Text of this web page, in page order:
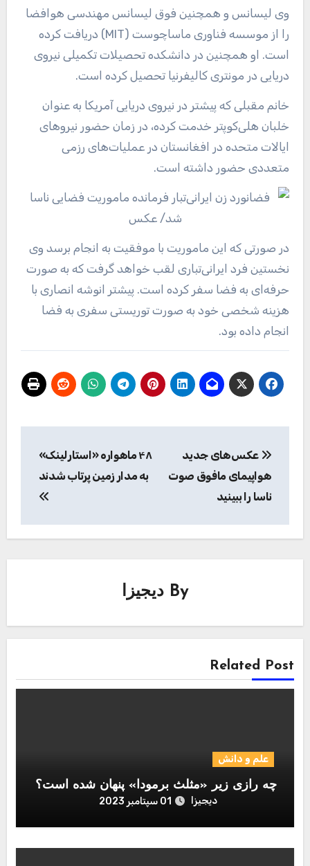
وی لیسانس و همچنین فوق لیسانس مهندسی هوافضا
را از موسسه فناوری ماساچوست (MIT) دریافت کرده
است. او همچنین در دانشکده تحصیلات تکمیلی نیروی
دریایی در مونتری کالیفرنیا تحصیل کرده است.
خانم مقبلی که پیشتر در نیروی دریایی آمریکا به عنوان
خلبان هلی‌کوپتر خدمت کرده، در زمان حضور نیروهای
ایالات متحده در افغانستان در عملیات‌های رزمی
متعددی حضور داشته است.
در صورتی که این ماموریت با موفقیت به انجام برسد وی
نخستین فرد ایرانی‌تباری لقب خواهد گرفت که به صورت
حرفه‌ای به فضا سفر کرده است. پیشتر انوشه انصاری با
هزینه شخصی خود به صورت توریستی سفری به فضا
انجام داده بود.
نوشته
عکس‌های جدید
هواپیمای مافوق صوت
ناسا را ببینید
۴۸ ماهواره «استارلینک»
به مدار زمین پرتاب شدند
By دیجیزا
Related Post
علم و دانش
چه رازی زیر «مثلث برمودا» پنهان شده است؟
دیجیزا 01 سپتامبر 2023